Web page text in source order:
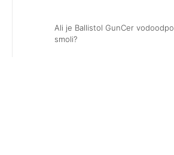
Ali je Ballistol GunCer
smoli?